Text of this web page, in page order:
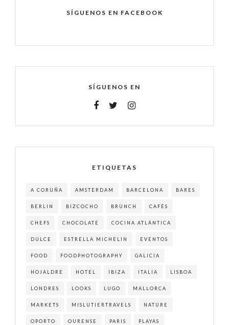
SÍGUENOS EN FACEBOOK
SÍGUENOS EN
ETIQUETAS
A CORUÑA AMSTERDAM BARCELONA BARES
BERLIN BIZCOCHO BRUNCH CAFÉS
CHEFS CHOCOLATE COCINA ATLÁNTICA
DULCE ESTRELLA MICHELIN EVENTOS
FOOD FOODPHOTOGRAPHY GALICIA
HOJALDRE HOTEL IBIZA ITALIA LISBOA
LONDRES LOOKS LUGO MALLORCA
MARKETS MISLUTIERTRAVELS NATURE
OPORTO OURENSE PARIS PLAYAS